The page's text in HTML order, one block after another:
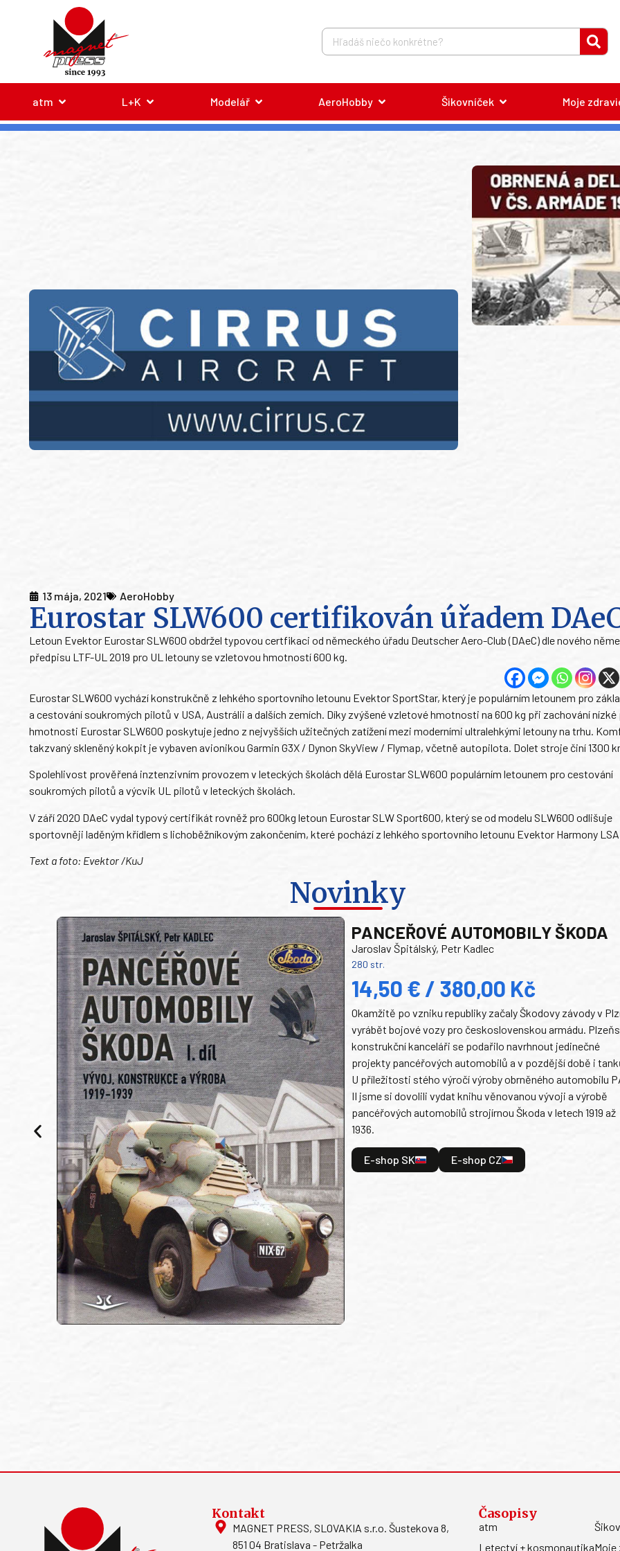
atm L+K Modelář AeroHobby Šikovníček Moje
13 mája, 2021 AeroHobby
Eurostar SLW600 certifikován úřadem
Letoun Evektor Eurostar SLW600 obdržel typovou certfikaci od německého úřadu Deutscher Aero-Club (DAeC) dle nového
předpisu LTF-UL 2019 pro UL letouny se vzletovou hmotností 600 kg.
Eurostar SLW600 vychází konstrukčně z lehkého sportovního letounu Evektor SportStar, který je populárním letounem pro
a cestování soukromých pilotů v USA, Austrálii a dalších zemích. Díky zvýšené vzletové hmotnosti na 600 kg při zachování nízké
hmotnosti Eurostar SLW600 poskytuje jedno z nejvyšších užitečných zatížení mezi moderními ultralehkými letouny na trhu.
takzvaný skleněný kokpit je vybaven avionikou Garmin G3X / Dynon SkyView / Flymap, včetně autopilota. Dolet stroje činí 1300
Spolehlivost prověřená inztenzivním provozem v leteckých školách dělá Eurostar SLW600 populárním letounem pro cestování
soukromých pilotů a výcvik UL pilotů v leteckých školách.
V září 2020 DAeC vydal typový certifikát rovněž pro 600kg letoun Eurostar SLW Sport600, který se od modelu SLW600 odlišuje
sportovněji laděným křídlem s lichoběžníkovým zakončením, které pochází z lehkého sportovního letounu Evektor Harmony
Text a foto: Evektor /KuJ
Novinky
PANCEŘOVÉ AUTOMOBILY ŠKODA
Jaroslav Špitálský, Petr Kadlec
280 str.
14,50 € / 380,00 Kč
Okamžitě po vzniku republiky začaly Škodovy závody v
vyrábět bojové vozy pro československou armádu.
konstrukční kanceláři se podařilo navrhnout jedinečné
projekty pancéřových automobilů a v pozdější době i
U příležitosti stého výročí výroby obrněného automobilu
II jsme si dovolili vydat knihu věnovanou vývoji a výrobě
pancéřových automobilů strojírnou Škoda v letech 1919 až
1936.
E-shop SK E-shop CZ
Kontakt
MAGNET PRESS, SLOVAKIA s.r.o. Šustekova 8,
851 04 Bratislava - Petržalka
Časopisy
atm
Letectví + kosmonautikaMoje